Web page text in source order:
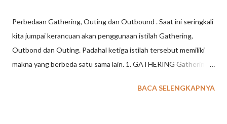
Perbedaan Gathering, Outing dan Outbound . Saat ini seringkali
kita jumpai kerancuan akan penggunaan istilah Gathering,
Outbond dan Outing. Padahal ketiga istilah tersebut memiliki
makna yang berbeda satu sama lain. 1. GATHERING Gathering
sekolah ataupun perusahaan yang diadakan pada waktu
BACA SELENGKAPNYA